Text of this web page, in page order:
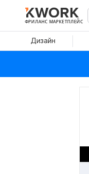
ФРИЛАНС МАРКЕТПЛЕЙС
Дизайн